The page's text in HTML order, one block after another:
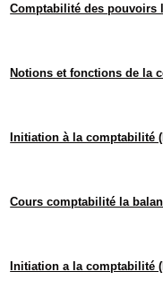
Comptabilité des pouvoirs
Notions et fonctions de la
Initiation à la comptabilité
Cours comptabilité la
Initiation a la comptabilité